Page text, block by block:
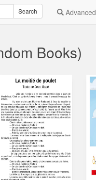
Search
Books)